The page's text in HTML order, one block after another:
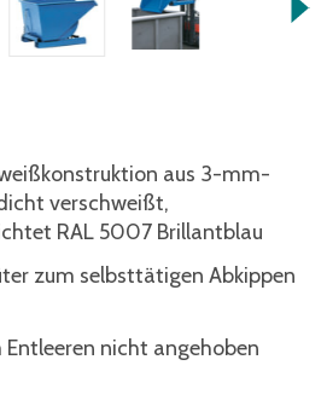
aus 3-mm-
verschweißt,
RAL 5007 Brillantblau
zum selbsttätigen Abkippen
Entleeren nicht angehoben